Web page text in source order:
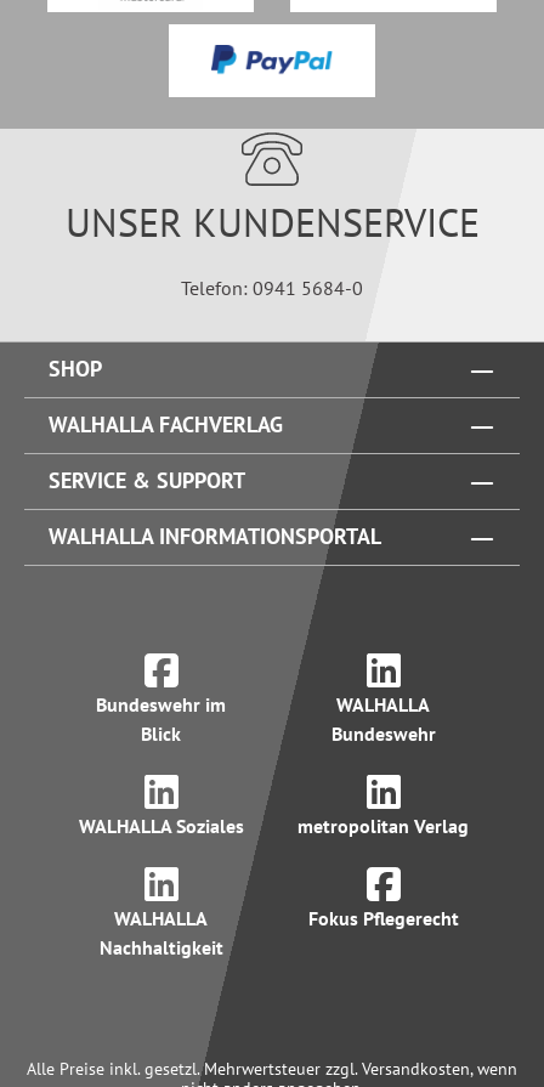
UNSER KUNDENSERVICE
Telefon: 0941 5684-0
SHOP
WALHALLA FACHVERLAG
SERVICE & SUPPORT
WALHALLA INFORMATIONSPORTAL
Bundeswehr im
Blick
WALHALLA
Bundeswehr
WALHALLA Soziales metropolitan Verlag
WALHALLA
Nachhaltigkeit
Fokus Pflegerecht
Alle Preise inkl. gesetzl. Mehrwertsteuer zzgl. Versandkosten, wenn